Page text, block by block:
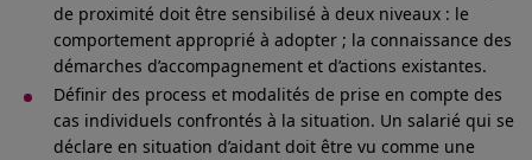
de proximité doit être sensibilisé à deux niveaux : le
comportement approprié à adopter ; la connaissance des
démarches d’accompagnement et d’actions existantes.
Définir des process et modalités de prise en compte des
cas individuels confrontés à la situation. Un salarié qui se
déclare en situation d’aidant doit être vu comme une